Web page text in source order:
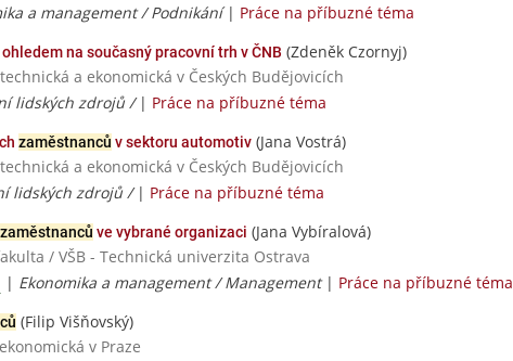
a management / Podnikání| Práce na příbuzné téma
ohledem na současný pracovní trh v ČNB (Zdeněk Czornyj)
a ekonomická v Českých Budějovicích
lidských zdrojů / | Práce na příbuzné téma
zaměstnanců v sektoru automotiv (Jana Vostrá)
a ekonomická v Českých Budějovicích
lidských zdrojů / | Práce na příbuzné téma
zaměstnanců ve vybrané organizaci (Jana Vybíralová)
/ VŠB - Technická univerzita Ostrava
| Ekonomika a management / Management| Práce na příbuzné téma
(Filip Višňovský)
v Praze